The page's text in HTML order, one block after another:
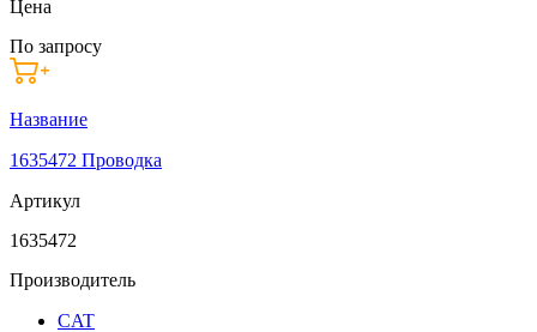
Цена
По запросу
Название
1635472 Проводка
Артикул
1635472
Производитель
CAT